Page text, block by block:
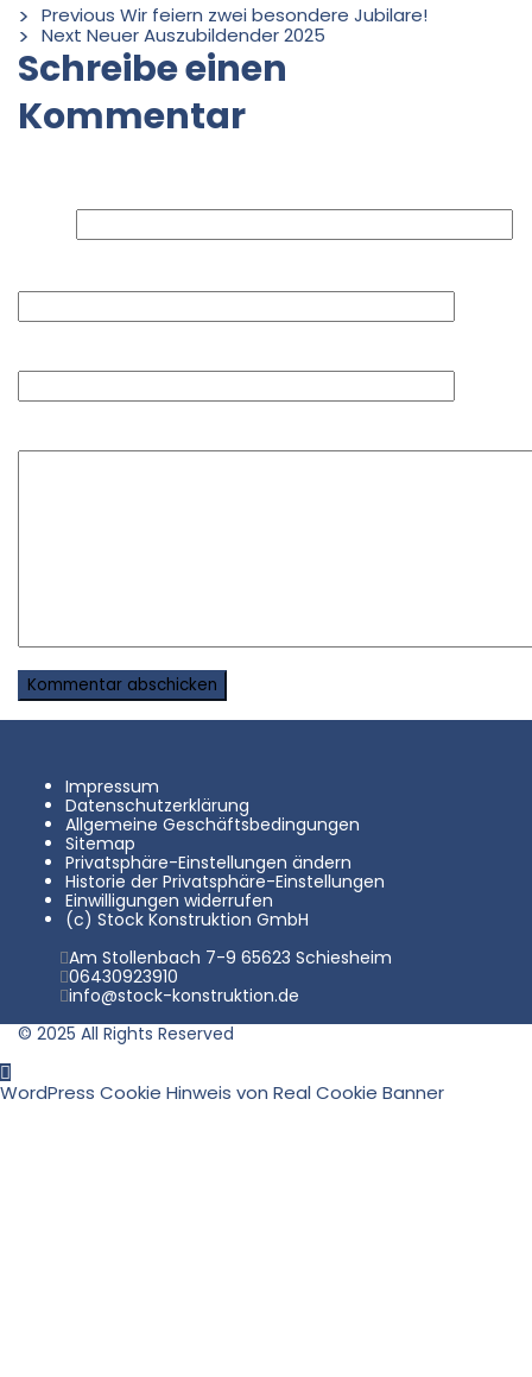
Previous Wir feiern zwei besondere Jubilare!
Next Neuer Auszubildender 2025
Schreibe einen
Kommentar
Impressum
Datenschutzerklärung
Allgemeine Geschäftsbedingungen
Sitemap
Privatsphäre-Einstellungen ändern
Historie der Privatsphäre-Einstellungen
Einwilligungen widerrufen
(c) Stock Konstruktion GmbH
Am Stollenbach 7-9 65623 Schiesheim
06430923910
info@stock-konstruktion.de
© 2025 All Rights Reserved
WordPress Cookie Hinweis von Real Cookie Banner